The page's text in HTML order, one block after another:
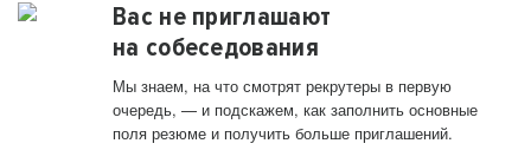
Вас не приглашают
на собеседования
Мы знаем, на что смотрят рекрутеры в первую
очередь, — и подскажем, как заполнить основные
поля резюме и получить больше приглашений.